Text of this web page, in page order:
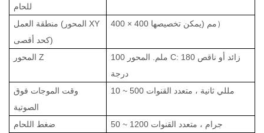
للحام
منطقة العمل (المحور XY
كحد أقصى)
400 × 400 مم (يمكن تخصيصها）
المحور Z
100 ملم. المحور C: زائد أو ناقص 180
درجة
وقت الموجات فوق
الصوتية
10 ~ 500 مللي ثانية ، متعدد القنوات
ضغط اللحام 50 ~ 1200 جرام ، متعدد القنوات